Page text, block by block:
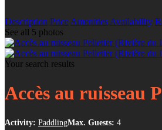
Description Price Amenities Availability
See all 5 photos
Your search results
Accès au ruisseau
Activity: PaddlingMax. Guests: 4